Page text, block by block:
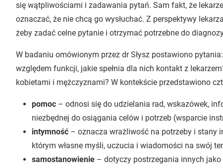
się wątpliwościami i zadawania pytań. Sam fakt, że
oznaczać, że nie chcą go wysłuchać. Z perspektywy
żeby zadać celne pytanie i otrzymać potrzebne do
W badaniu omówionym przez dr Słysz postawiono
względem funkcji, jakie spełnia dla nich kontakt z
kobietami i mężczyznami? W kontekście przedstawiono
pomoc – odnosi się do udzielania rad, wskazówek,
niezbędnej do osiągania celów i potrzeb (wsparcie
intymność – oznacza wrażliwość na potrzeby i stany
którym własne myśli, uczucia i wiadomości na swój
samostanowienie – dotyczy postrzegania innych